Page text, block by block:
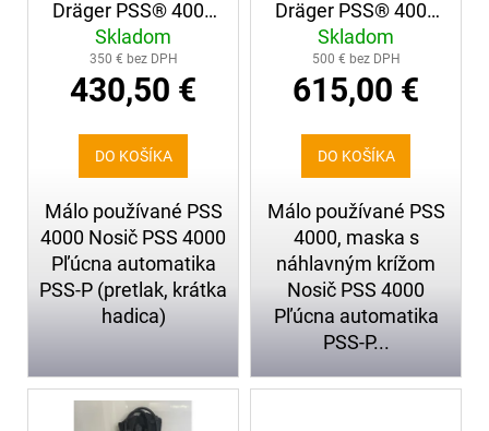
Dräger PSS® 4000
(266)
Skladom
350 € bez DPH
430,50 €
DO KOŠÍKA
Málo používané PSS
4000 Nosič PSS 4000
Pľúcna automatika
PSS-P (pretlak, krátka
hadica)
Dräger PSS® 4000
+ maska s
náhlavným krížom
(240)
Skladom
500 € bez DPH
615,00 €
DO KOŠÍKA
Málo používané PSS
4000, maska s
náhlavným krížom
Nosič PSS 4000
Pľúcna automatika
PSS-P...
ZÁSAHOVÉ
RUKAVICE
PATRON
FIRE,
KOMPAKTNÁ
MANŽETA
65,39